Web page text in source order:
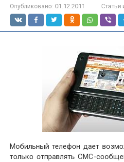
Опубликовано: 01.12.2011 Статьи
Мобильный телефон дает
только отправлять СМС-